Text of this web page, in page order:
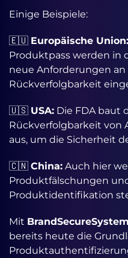
Einige Beispiele:
🇪🇺 Europäische Union:
Produktpass werden in
neue Anforderungen
Rückverfolgbarkeit
🇺🇸 USA: Die FDA baut
Rückverfolgbarkeit von
aus, um die Sicherheit
🇨🇳 China: Auch hier
Produktfälschungen
Produktidentifikation
Mit BrandSecureSystem
bereits heute die